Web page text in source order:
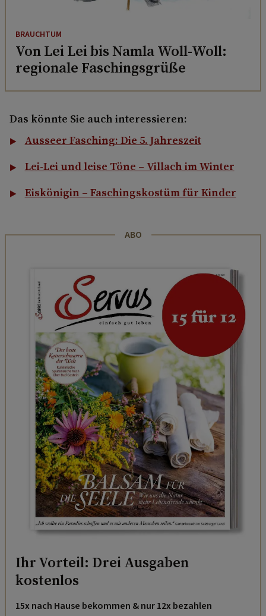
BRAUCHTUM
Von Lei Lei bis Namla Woll-Woll:
regionale Faschingsgrüße
Das könnte Sie auch interessieren:
Ausseer Fasching: Die 5. Jahreszeit
Lei-Lei und leise Töne – Villach im Winter
Eiskönigin – Faschingskostüm für Kinder
ABO
Ihr Vorteil: Drei Ausgaben
kostenlos
15x nach Hause bekommen & nur 12x bezahlen